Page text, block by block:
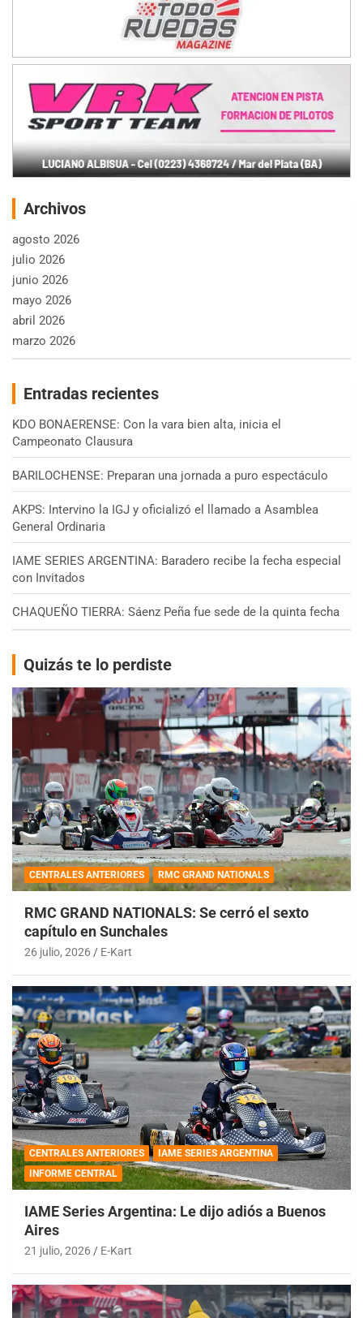
Archivos
agosto 2026
julio 2026
junio 2026
mayo 2026
abril 2026
marzo 2026
Entradas recientes
KDO BONAERENSE: Con la vara bien alta, inicia el
Campeonato Clausura
BARILOCHENSE: Preparan una jornada a puro espectáculo
AKPS: Intervino la IGJ y oficializó el llamado a Asamblea
General Ordinaria
IAME SERIES ARGENTINA: Baradero recibe la fecha especial
con Invitados
CHAQUEÑO TIERRA: Sáenz Peña fue sede de la quinta fecha
Quizás te lo perdiste
CENTRALES ANTERIORES RMC GRAND NATIONALS
RMC GRAND NATIONALS: Se cerró el sexto
capítulo en Sunchales
26 julio, 2026 E-Kart
CENTRALES ANTERIORES
IAME SERIES ARGENTINA
INFORME CENTRAL
IAME Series Argentina: Le dijo adiós a Buenos
Aires
21 julio, 2026 E-Kart